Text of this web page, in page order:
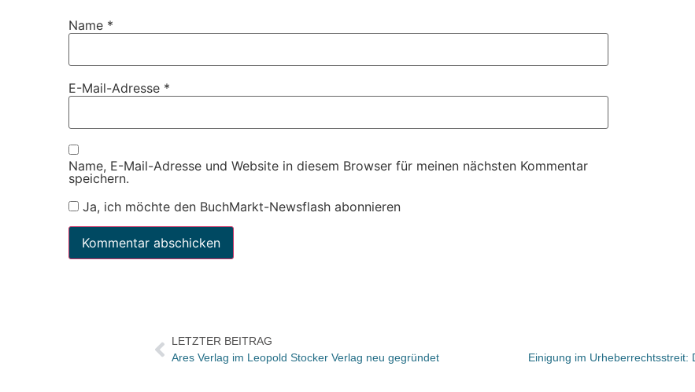
Name *
E-Mail-Adresse *
Name, E-Mail-Adresse und Website in diesem Browser für meinen nächsten Kommentar
speichern.
Ja, ich möchte den BuchMarkt-Newsflash abonnieren
LETZTER BEITRAG
Ares Verlag im Leopold Stocker Verlag neu gegründet